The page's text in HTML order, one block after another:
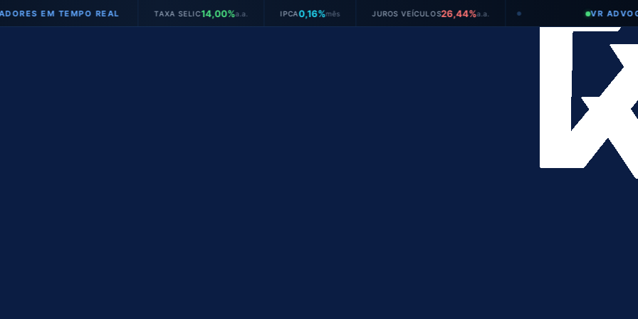
TEMPO REAL TAXA SELIC14,00% a.a. IPCA 0,16%mês JUROS VEÍCULOS26,44%a.a. ● VR ADVOGADOS